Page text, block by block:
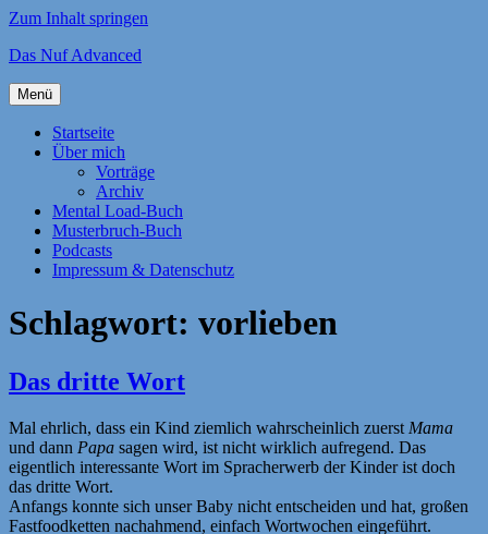
Zum Inhalt springen
Das Nuf Advanced
Menü
Startseite
Über mich
Vorträge
Archiv
Mental Load-Buch
Musterbruch-Buch
Podcasts
Impressum & Datenschutz
Schlagwort: vorlieben
Das dritte Wort
Mal ehrlich, dass ein Kind ziemlich wahrscheinlich zuerst Mama
und dann Papa sagen wird, ist nicht wirklich aufregend. Das
eigentlich interessante Wort im Spracherwerb der Kinder ist doch
das dritte Wort.
Anfangs konnte sich unser Baby nicht entscheiden und hat, großen
Fastfoodketten nachahmend, einfach Wortwochen eingeführt.